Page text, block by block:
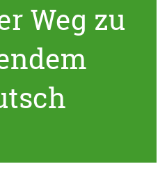
Weg zu